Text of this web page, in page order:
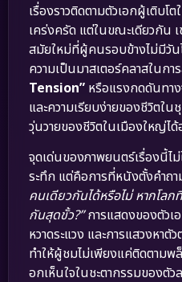
เรื่องราวติดตามตัวเอกผู้เติบ
เคร่งครัด แต่ในขณะเดียวกัน
สมัยใหม่ที่ผู้คนรอบข้างไม่มีวัน
ความเป็นมาสเตอร์คลาสในกา
Tension” หรือแรงกดดันทา
และความเรียบง่ายของชีวิตใ
วุ่นวายของชีวิตในเมืองใหญ่ไ
จุดเด่นของภาพยนตร์เรื่องนี้ไ
ระทึก แต่คือการที่หนังตั้งคำถา
คนเดียวกันได้หรือไม่ หากโล
กันสุดขั้ว?”การแสดงของตัวเ
หวาดระแวง และการแสวงหา
ทำให้ผู้ชมไม่เพียงแค่ติดตามพ
อกเห็นใจในชะตากรรมของตัว